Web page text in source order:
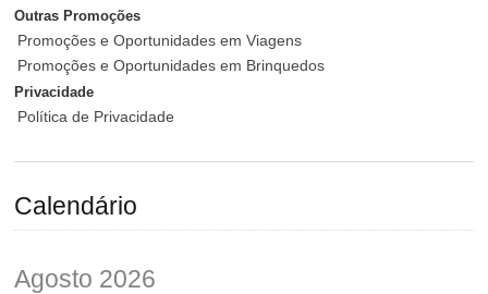
Outras Promoções
Promoções e Oportunidades em Viagens
Promoções e Oportunidades em Brinquedos
Privacidade
Política de Privacidade
Calendário
Agosto 2026